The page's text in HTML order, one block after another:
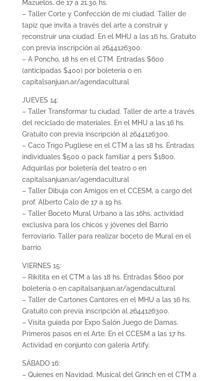
Mazuelos, de 17 a 21.30 hs.
– Taller Corte y Confección de mi ciudad. Taller de
tapiz que invita a través del arte a construir y
reconstruir una ciudad. En el MHU a las 16 hs. Gratuito
con previa inscripción al 2644126300.
– A Poncho, 18 hs en el CTM. Entradas $600
(anticipadas $400) por boletería o en
capitalsanjuan.ar/agendacultural
JUEVES 14:
– Taller Transformar tu ciudad. Taller de arte a través
del reciclado de materiales. En el MHU a las 16 hs.
Gratuito con previa inscripción al 2644126300.
– Caco Trigo Pugliese en el CTM a las 18 hs. Entradas
individuales $500 o pack familiar 4 pers $1800.
Adquirilas por boletería del teatro o en
capitalsanjuan.ar/agendacultural
– Taller Dibuja con Amigos en el CCESM, a cargo del
prof. Alberto Calo de 17 a 19 hs.
– Taller Boceto Mural Urbano a las 16hs, actividad
exclusiva para los chicos y jóvenes del Barrio
ferroviario. Taller para realizar boceto de Mural en el
barrio.
VIERNES 15:
– Rikitita en el CTM a las 18 hs. Entradas $600 por
boletería o en capitalsanjuan.ar/agendacultural
– Taller de Cartones Cantores en el MHU a las 16 hs.
Gratuito con previa inscripción al 2644126300.
– Visita guiada por Expo Salón Juego de Damas.
Primeros pasos en el Arte. En el CCESM a las 17 hs.
Actividad en conjunto con galería Artify.
SÁBADO 16:
– Quienes en Navidad. Musical del Grinch en el CTM a